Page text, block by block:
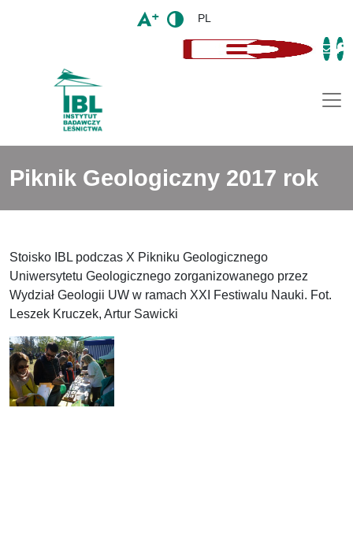
PL
Piknik Geologiczny 2017 rok
Stoisko IBL podczas X Pikniku Geologicznego
Uniwersytetu Geologicznego zorganizowanego przez
Wydział Geologii UW w ramach XXI Festiwalu Nauki. Fot.
Leszek Kruczek, Artur Sawicki